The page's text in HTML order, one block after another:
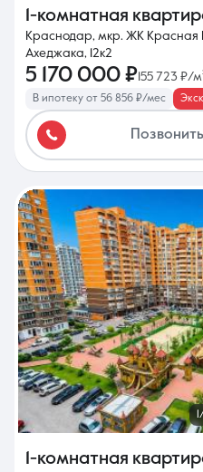
1-комнатная
Краснодар, мкр. ЖК
Ахеджака, 12к2
5 170 000 ₽155 723 ₽/
В ипотеку от 56 856 ₽/мес
Позвонить
1-комнатная